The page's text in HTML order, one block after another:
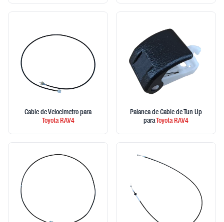
Cable de Velocimetro para
ToyotaRAV4
Palanca de Cable de Tun Up
para ToyotaRAV4